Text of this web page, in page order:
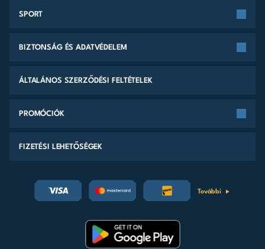
SPORT
BIZTONSÁG ÉS ADATVÉDELEM
ÁLTALÁNOS SZERZŐDÉSI FELTÉTELEK
PROMÓCIÓK
FIZETÉSI LEHETŐSÉGEK
További